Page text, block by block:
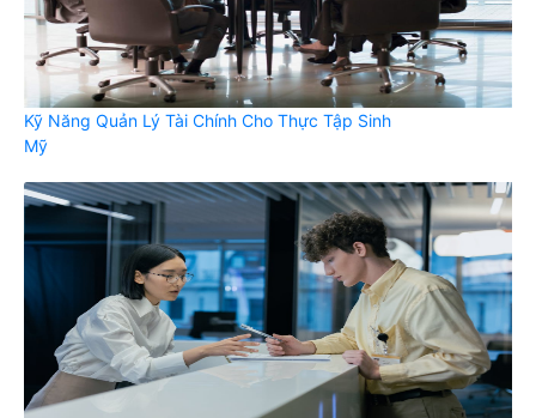
Kỹ Năng Quản Lý Tài Chính Cho Thực Tập Sinh
Mỹ